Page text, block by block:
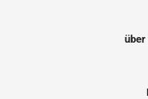
über